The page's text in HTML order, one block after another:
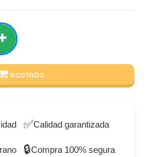
AGOTADO
✅Calidad garantizada
🔒Compra 100% segura